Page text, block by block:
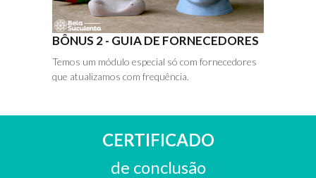
BÔNUS 2 - GUIA DE FORNECEDORES
Temos um módulo especial só com fornecedores
que atualizamos com frequência.
CERTIFICADO
de conclusão